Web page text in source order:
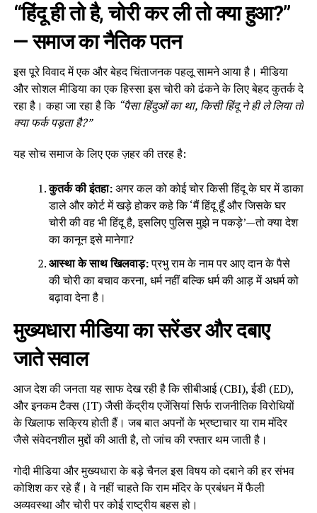
“हिंदू ही तो है, चोरी कर ली तो क्या हुआ?”
— समाज का नैतिक पतन
इस पूरे विवाद में एक और बेहद चिंताजनक पहलू सामने आया है। मीडिया
और सोशल मीडिया का एक हिस्सा इस चोरी को ढंकने के लिए बेहद कुतर्क दे
रहा है। कहा जा रहा है कि “पैसा हिंदुओं का था, किसी हिंदू ने ही ले लिया तो
क्या फर्क पड़ता है?”
यह सोच समाज के लिए एक ज़हर की तरह है:
कुतर्क की इंतहा:अगर कल को कोई चोर किसी हिंदू के घर में डाका
डाले और कोर्ट में खड़े होकर कहे कि ‘मैं हिंदू हूँ और जिसके घर
चोरी की वह भी हिंदू है, इसलिए पुलिस मुझे न पकड़े’—तो क्या देश
का कानून इसे मानेगा?
आस्था के साथ खिलवाड़:प्रभु राम के नाम पर आए दान के पैसे
की चोरी का बचाव करना, धर्म नहीं बल्कि धर्म की आड़ में अधर्म को
बढ़ावा देना है।
मुख्यधारा मीडिया का सरेंडर और दबाए
जाते सवाल
आज देश की जनता यह साफ देख रही है कि सीबीआई (CBI), ईडी (ED),
और इनकम टैक्स (IT) जैसी केंद्रीय एजेंसियां सिर्फ राजनीतिक विरोधियों
के खिलाफ सक्रिय होती हैं। जब बात अपनों के भ्रष्टाचार या राम मंदिर
जैसे संवेदनशील मुद्दों की आती है, तो जांच की रफ्तार थम जाती है।
गोदी मीडिया और मुख्यधारा के बड़े चैनल इस विषय को दबाने की हर संभव
कोशिश कर रहे हैं। वे नहीं चाहते कि राम मंदिर के प्रबंधन में फैली
अव्यवस्था और चोरी पर कोई राष्ट्रीय बहस हो।